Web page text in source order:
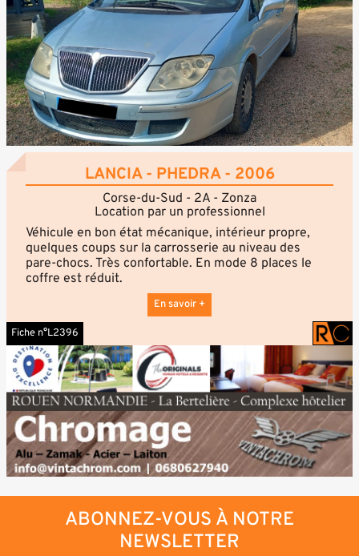
LANCIA - PHEDRA - 2006
Corse-du-Sud - 2A - Zonza
Location par un professionnel
Véhicule en bon état mécanique, intérieur propre,
quelques coups sur la carrosserie au niveau des
pare-chocs. Très confortable. En mode 8 places le
coffre est réduit.
En savoir +
Fiche n°L2396
ABONNEZ-VOUS À NOTRE
NEWSLETTER